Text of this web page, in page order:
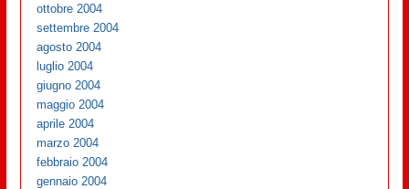
ottobre 2004
settembre 2004
agosto 2004
luglio 2004
giugno 2004
maggio 2004
aprile 2004
marzo 2004
febbraio 2004
gennaio 2004